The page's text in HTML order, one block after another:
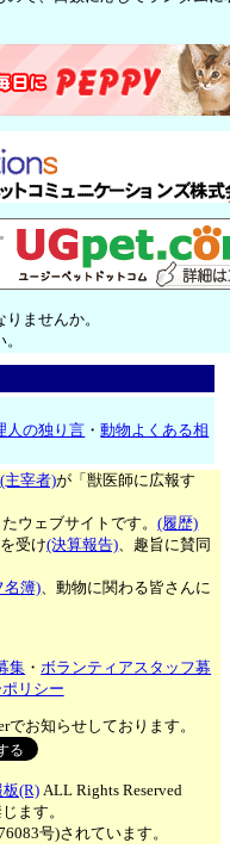
ませんか。
人の独り言 ・動物よくある相
(主宰者)が「獣医師に広報す
ウェブサイトです。(履歴)
受け(決算報告)、趣旨に賛同
名簿)、動物に関わる皆さんに
集 ・ボランティアスタッフ募
リシー
お知らせしております。
(R)ALL Rights Reserved
ます。
号)されています。